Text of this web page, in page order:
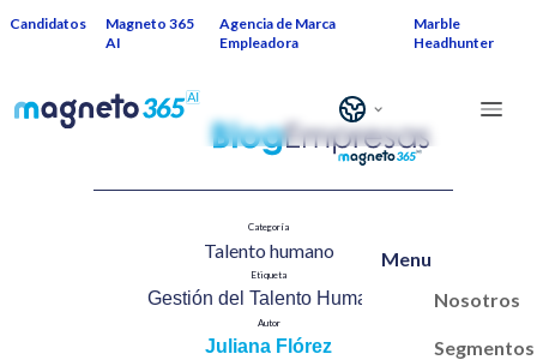
Candidatos
Magneto 365
AI
Agencia de Marca
Empleadora
Marble
Headhunter
Menu
Nosotros
Segmentos
Categoría
Talento humano​
Etiqueta
Gestión del Talento Humano​
Autor
Juliana Flórez